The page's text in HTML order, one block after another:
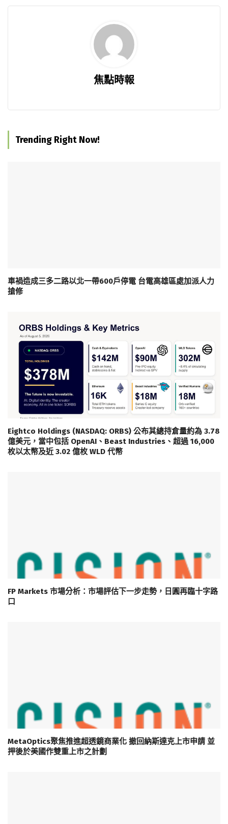
焦點時報
Trending Right Now!
車禍造成三多二路以北一帶600戶停電 台電高雄區處加派人力
搶修
Eightco Holdings (NASDAQ: ORBS) 公布其總持倉量約為 3.78
億美元，當中包括 OpenAI、Beast Industries、超過 16,000
枚以太幣及近 3.02 億枚 WLD 代幣
FP Markets 市場分析：市場評估下一步走勢，日圓再臨十字路
口
MetaOptics聚焦推進超透鏡商業化 撤回納斯達克上市申請 並
押後於美國作雙重上市之計劃